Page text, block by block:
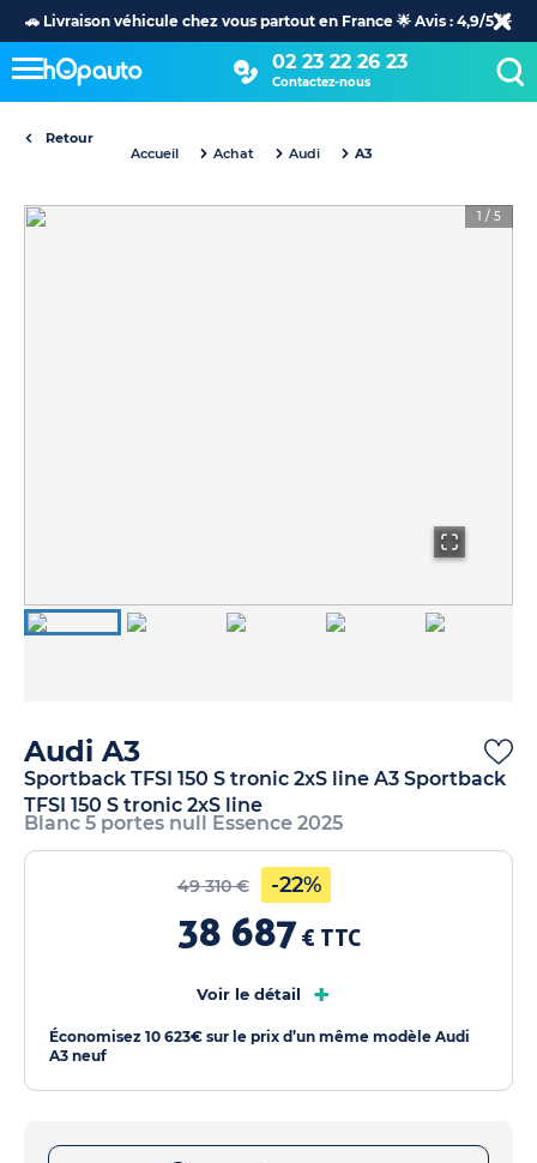
🚗 Livraison véhicule chez vous partout en France 🌟 Avis : 4,9/5 🌟
02 23 22 26 23
Contactez-nous
Retour
Accueil
Achat Audi A3
1 / 5
Audi A3
Sportback TFSI 150 S tronic 2xS line A3 Sportback
TFSI 150 S tronic 2xS line
Blanc 5 portes null Essence 2025
49 310 € -22%
38 687 € TTC
Voir le détail +
Économisez 10 623€ sur le prix d’un même modèle Audi
A3 neuf